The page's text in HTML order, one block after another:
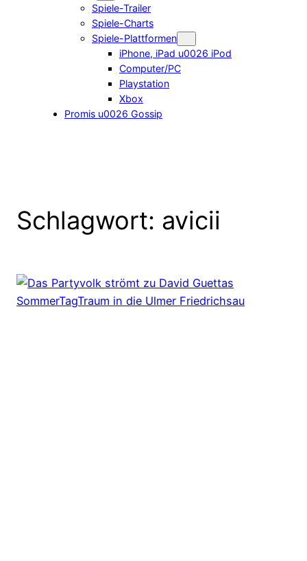
Spiele-Trailer
Spiele-Charts
Spiele-Plattformen
iPhone, iPad u0026 iPod
Computer/PC
Playstation
Xbox
Promis u0026 Gossip
Schlagwort: avicii